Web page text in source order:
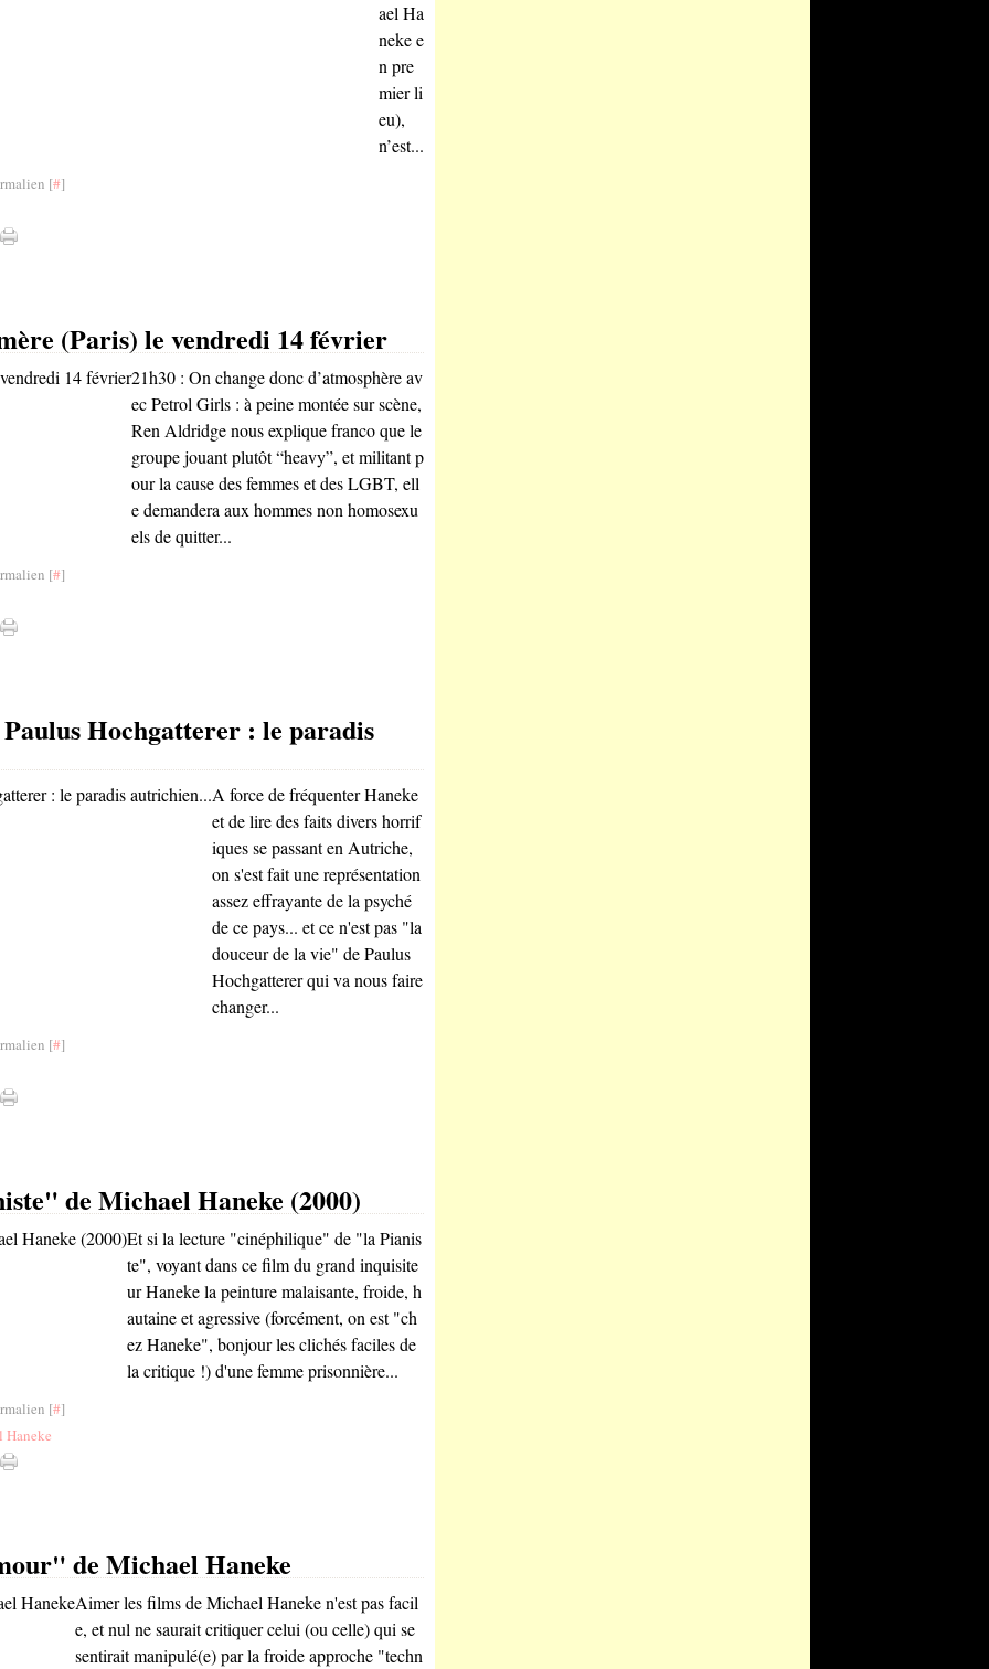
ael Ha
neke e
n pre
mier li
eu),
n’est...
[#]
(Paris) le vendredi 14 février
21h30 : On change donc d’atmosphère av
ec Petrol Girls : à peine montée sur scène,
Ren Aldridge nous explique franco que le
groupe jouant plutôt “heavy”, et militant p
our la cause des femmes et des LGBT, ell
e demandera aux hommes non homosexu
els de quitter...
[#]
Hochgatterer : le paradis
A force de fréquenter Haneke
et de lire des faits divers horrif
iques se passant en Autriche,
on s'est fait une représentation
assez effrayante de la psyché
de ce pays... et ce n'est pas "la
douceur de la vie" de Paulus
Hochgatterer qui va nous faire
changer...
[#]
de Michael Haneke (2000)
Et si la lecture "cinéphilique" de "la Pianis
te", voyant dans ce film du grand inquisite
ur Haneke la peinture malaisante, froide, h
autaine et agressive (forcément, on est "ch
ez Haneke", bonjour les clichés faciles de
la critique !) d'une femme prisonnière...
[#]
Haneke
de Michael Haneke
Aimer les films de Michael Haneke n'est pas facil
e, et nul ne saurait critiquer celui (ou celle) qui se
sentirait manipulé(e) par la froide approche "techn